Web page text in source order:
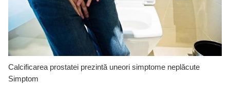
Calcificarea prostatei prezintă uneori simptome neplăcute
Simptom